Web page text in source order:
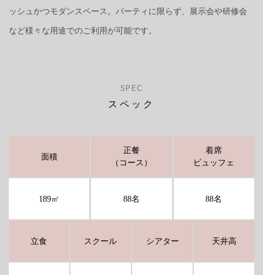
ッシュかつモダンスペース。パーティに限らず、展示会や研修会
など様々な用途でのご利用が可能です。
SPEC
スペック
面積
189㎡
正餐
（コース）
88名
着席
ビュッフェ
88名
立食 スクール シアター 天井高